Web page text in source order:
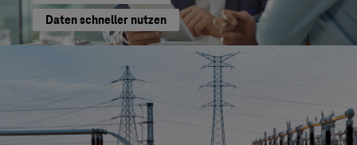
Daten schneller nutzen